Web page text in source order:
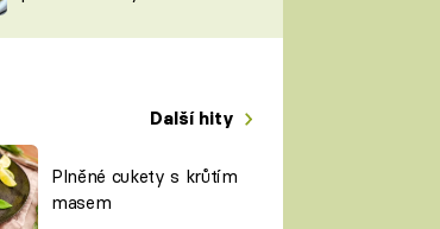
Další hity
Plněné cukety s krůtím
masem